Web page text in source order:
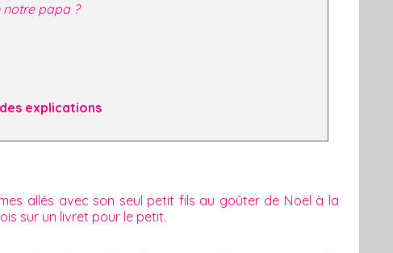
notre papa ?
explications
allés avec son seul petit fils au goûter de Noël à la
sur un livret pour le petit.